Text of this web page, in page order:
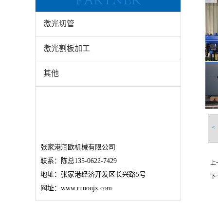
激光切管
激光割板加工
其他
张家港润欧机械有限公司
联系：陈总135-0622-7429
地址：张家港经济开发区长兴路5号
网址：www.runoujx.com
<
上